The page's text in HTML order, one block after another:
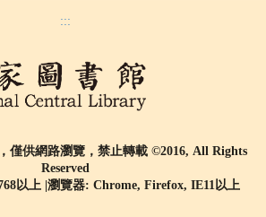
:::
僅供網路瀏覽，禁止轉載 ©2016, All Rights
Reserved
以上 |瀏覽器: Chrome, Firefox, IE11以上